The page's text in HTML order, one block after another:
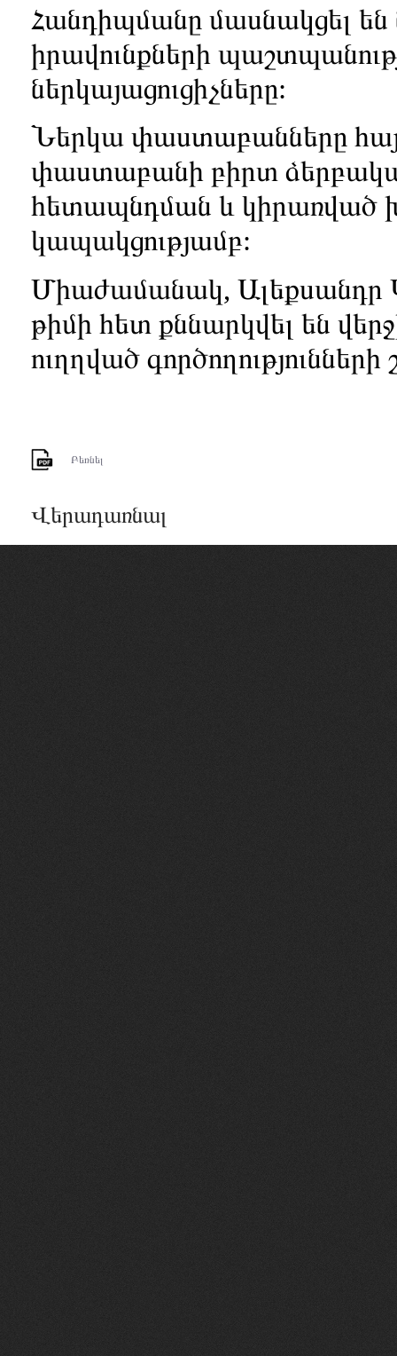
Հանդիպմանը մասնակցել
իրավունքների
ներկայացուցիչները:
Ներկա փաստաբանները
փաստաբանի բիրտ
հետապնդման և կիրառված
կապակցությամբ:
Միաժամանակ, Ալեքսանդր
թիմի հետ քննարկվել են
ուղղված
Բեռնել
Վերադառնալ